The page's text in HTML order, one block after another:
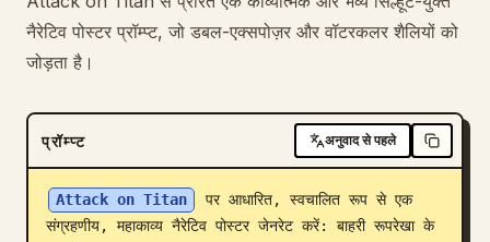
प्रॉम्प्ट
मूल्य निर्धारण
डाउनलोड
नैरेटिव पोस्टर प्रॉम्प्ट, जो डबल-एक्सपोज़र और वॉटरकलर शैलियों को
जोड़ता है।
प्रॉम्प्ट अनुवाद से पहले
Attack on Titan
पर आधारित, स्वचालित रूप से एक
संग्रहणीय, महाकाव्य नैरेटिव पोस्टर जेनरेट करें: बाहरी रूपरेखा के